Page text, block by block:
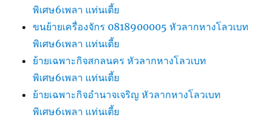
พิเศษ6เพลา แท่นเตี้ย
ขนย้ายเครื่องจักร 0818900005 หัวลากหางโลวเบท
พิเศษ6เพลา แท่นเตี้ย
ย้ายเฉพาะกิจสกลนคร หัวลากหางโลวเบท
พิเศษ6เพลา แท่นเตี้ย
ย้ายเฉพาะกิจอำนาจเจริญ หัวลากหางโลวเบท
พิเศษ6เพลา แท่นเตี้ย